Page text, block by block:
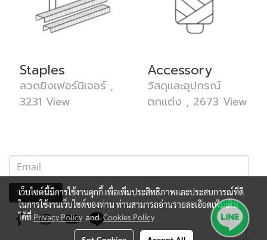
Staples
ลวดยิงเฟอร์นิเจอร์ ,
3231 View
Accessory
วัสดุและอุปกรณ์
ตกแต่ง , 2673 View
Subscribe
เว็บไซต์นี้มีการใช้งานคุกกี้ เพื่อเพิ่มประสิทธิภาพและประสบการณ์ที่ดี
ในการใช้งานเว็บไซต์ของท่าน ท่านสามารถอ่านรายละเอียดเพิ่มเติม
ได้ที่ Privacy Policy andCookies Policy